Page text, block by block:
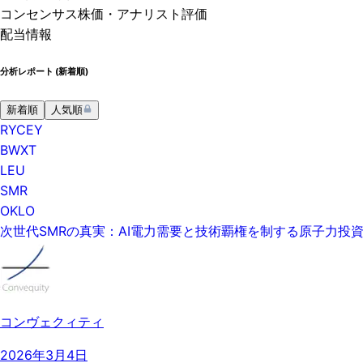
コンセンサス株価 ・アナリスト評価
配当情報
分析レポート (新着順)
新着順 人気順
RYCEY
BWXT
LEU
SMR
OKLO
次世代SMRの真実：AI電力需要と技術覇権を制する原子力投
コンヴェクィティ
2026年3月4日